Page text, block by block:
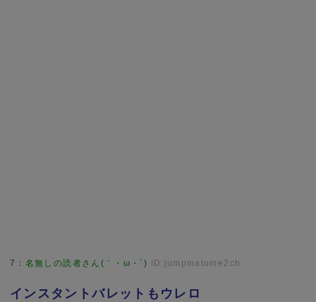
7 ： 名無しの読者さん(｀・ω・´) ID:jumpmatome2ch
インスタントバレットもウレロ